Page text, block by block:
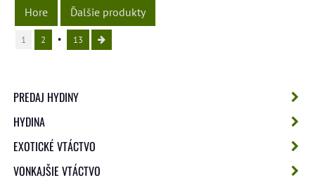
Hore Ďalšie produkty
1 2 13
PREDAJ HYDINY
HYDINA
EXOTICKÉ VTÁCTVO
VONKAJŠIE VTÁCTVO